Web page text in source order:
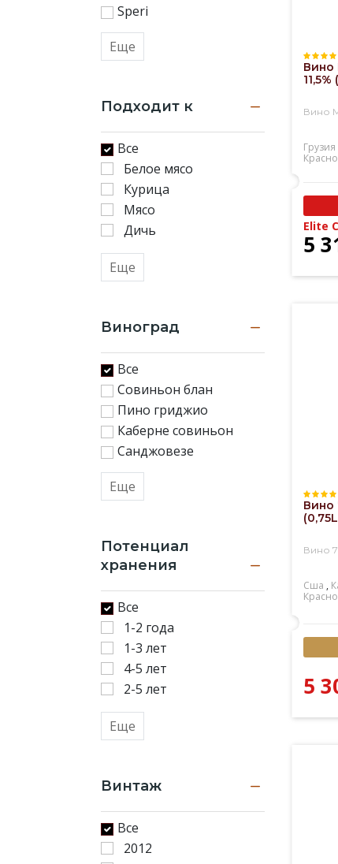
Speri
Еще
Подходит к
Все
Белое мясо
Курица
Мясо
Дичь
Еще
Виноград
Все
Совиньон блан
Пино гриджио
Каберне совиньон
Санджовезе
Еще
Потенциал
хранения
Все
1-2 года
1-3 лет
4-5 лет
2-5 лет
Еще
Винтаж
Все
2012
Вино
11,5%
Вино
Грузия
Elite
5
Вино
Вино
Сша ,
5